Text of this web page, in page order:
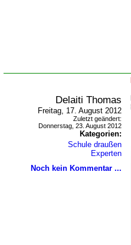
Delaiti Thomas
Freitag, 17. August 2012
Zuletzt geändert:
Donnerstag, 23. August 2012
Kategorien:
Schule draußen
Experten
Noch kein Kommentar ...